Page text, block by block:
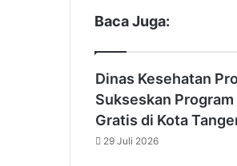
Baca Juga:
Dinas Kesehatan
Sukseskan
Gratis di Kota
29 Juli 2026